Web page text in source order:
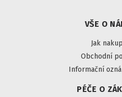
VŠE O
Jak
Obchodní
Informační
PÉČE O